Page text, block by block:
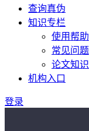
查询真伪
知识专栏
使用帮助
常见问题
论文知识
机构入口
登录